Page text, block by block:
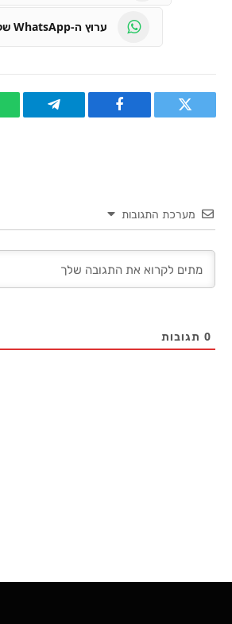
ערוץ ה-WhatsApp של גיימפרו
טוויטר פייסבוק Telegram
מערכת התגובות
0 תגובות